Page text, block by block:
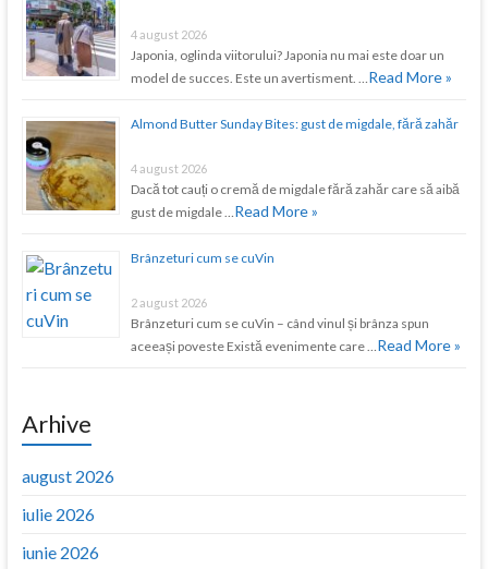
4 august 2026
Japonia, oglinda viitorului? Japonia nu mai este doar un
model de succes. Este un avertisment. …Read More »
Almond Butter Sunday Bites: gust de migdale, fără zahăr
4 august 2026
Dacă tot cauți o cremă de migdale fără zahăr care să aibă
gust de migdale …Read More »
Brânzeturi cum se cuVin
2 august 2026
Brânzeturi cum se cuVin – când vinul și brânza spun
aceeași poveste Există evenimente care …Read More »
Arhive
august 2026
iulie 2026
iunie 2026